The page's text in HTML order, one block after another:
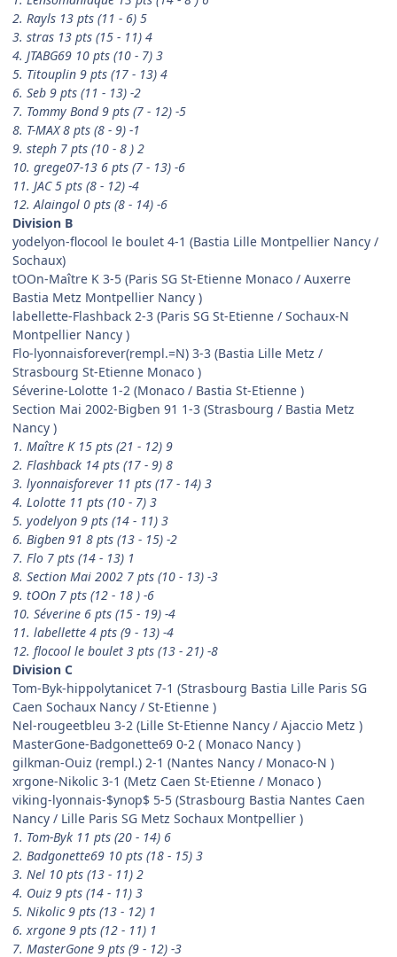
2. Rayls 13 pts (11 - 6) 5
3. stras 13 pts (15 - 11) 4
4. JTABG69 10 pts (10 - 7) 3
5. Titouplin 9 pts (17 - 13) 4
6. Seb 9 pts (11 - 13) -2
7. Tommy Bond 9 pts (7 - 12) -5
8. T-MAX 8 pts (8 - 9) -1
9. steph 7 pts (10 - 8 ) 2
10. grege07-13 6 pts (7 - 13) -6
11. JAC 5 pts (8 - 12) -4
12. Alaingol 0 pts (8 - 14) -6
Division B
yodelyon-flocool le boulet 4-1 (Bastia Lille Montpellier Nancy /
Sochaux)
tOOn-Maître K 3-5 (Paris SG St-Etienne Monaco / Auxerre
Bastia Metz Montpellier Nancy )
labellette-Flashback 2-3 (Paris SG St-Etienne / Sochaux-N
Montpellier Nancy )
Flo-lyonnaisforever(rempl.=N) 3-3 (Bastia Lille Metz /
Strasbourg St-Etienne Monaco )
Séverine-Lolotte 1-2 (Monaco / Bastia St-Etienne )
Section Mai 2002-Bigben 91 1-3 (Strasbourg / Bastia Metz
Nancy )
1. Maître K 15 pts (21 - 12) 9
2. Flashback 14 pts (17 - 9) 8
3. lyonnaisforever 11 pts (17 - 14) 3
4. Lolotte 11 pts (10 - 7) 3
5. yodelyon 9 pts (14 - 11) 3
6. Bigben 91 8 pts (13 - 15) -2
7. Flo 7 pts (14 - 13) 1
8. Section Mai 2002 7 pts (10 - 13) -3
9. tOOn 7 pts (12 - 18 ) -6
10. Séverine 6 pts (15 - 19) -4
11. labellette 4 pts (9 - 13) -4
12. flocool le boulet 3 pts (13 - 21) -8
Division C
Tom-Byk-hippolytanicet 7-1 (Strasbourg Bastia Lille Paris SG
Caen Sochaux Nancy / St-Etienne )
Nel-rougeetbleu 3-2 (Lille St-Etienne Nancy / Ajaccio Metz )
MasterGone-Badgonette69 0-2 ( Monaco Nancy )
gilkman-Ouiz (rempl.) 2-1 (Nantes Nancy / Monaco-N )
xrgone-Nikolic 3-1 (Metz Caen St-Etienne / Monaco )
viking-lyonnais-$ynop$ 5-5 (Strasbourg Bastia Nantes Caen
Nancy / Lille Paris SG Metz Sochaux Montpellier )
1. Tom-Byk 11 pts (20 - 14) 6
2. Badgonette69 10 pts (18 - 15) 3
3. Nel 10 pts (13 - 11) 2
4. Ouiz 9 pts (14 - 11) 3
5. Nikolic 9 pts (13 - 12) 1
6. xrgone 9 pts (12 - 11) 1
7. MasterGone 9 pts (9 - 12) -3